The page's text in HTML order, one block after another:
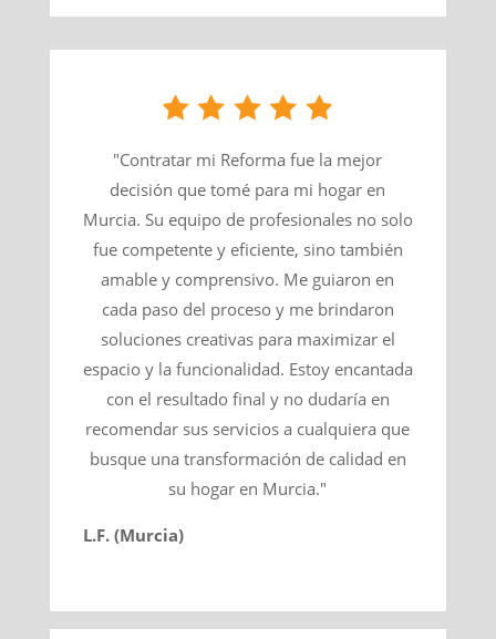
"Contratar mi Reforma fue la mejor
decisión que tomé para mi hogar en
Murcia. Su equipo de profesionales no solo
fue competente y eficiente, sino también
amable y comprensivo. Me guiaron en
cada paso del proceso y me brindaron
soluciones creativas para maximizar el
espacio y la funcionalidad. Estoy encantada
con el resultado final y no dudaría en
recomendar sus servicios a cualquiera que
busque una transformación de calidad en
su hogar en Murcia."
L.F. (Murcia)